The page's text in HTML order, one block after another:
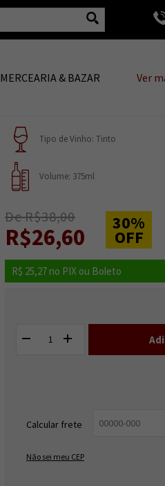
MERCEARIA & BAZAR Ver
Tipo de Vinho: Tinto
Volume: 375ml
De R$38,00
R$26,60 30%
OFF
R$ 25,27 no PIX ou Boleto
Calcular frete
Não sei meu CEP